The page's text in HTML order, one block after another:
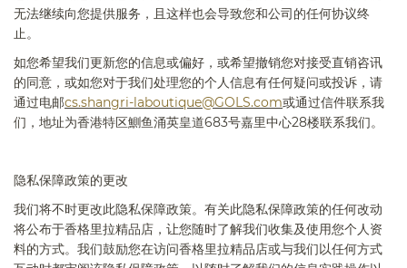
无法继续向您提供服务，且这样也会导致您和公司的任何协议终
止。
如您希望我们更新您的信息或偏好，或希望撤销您对接受直销咨讯
的同意，或如您对于我们处理您的个人信息有任何疑问或投诉，请
通过电邮cs.shangri-laboutique@GOLS.com或通过信件联系我
们，地址为香港特区鰂鱼涌英皇道683号嘉里中心28楼联系我们。
隐私保障政策的更改
我们将不时更改此隐私保障政策。有关此隐私保障政策的任何改动
将公布于香格里拉精品店 ，让您随时了解我们收集及使用您个人资
料的方式。我们鼓励您在访问香格里拉精品店或与我们以任何方式